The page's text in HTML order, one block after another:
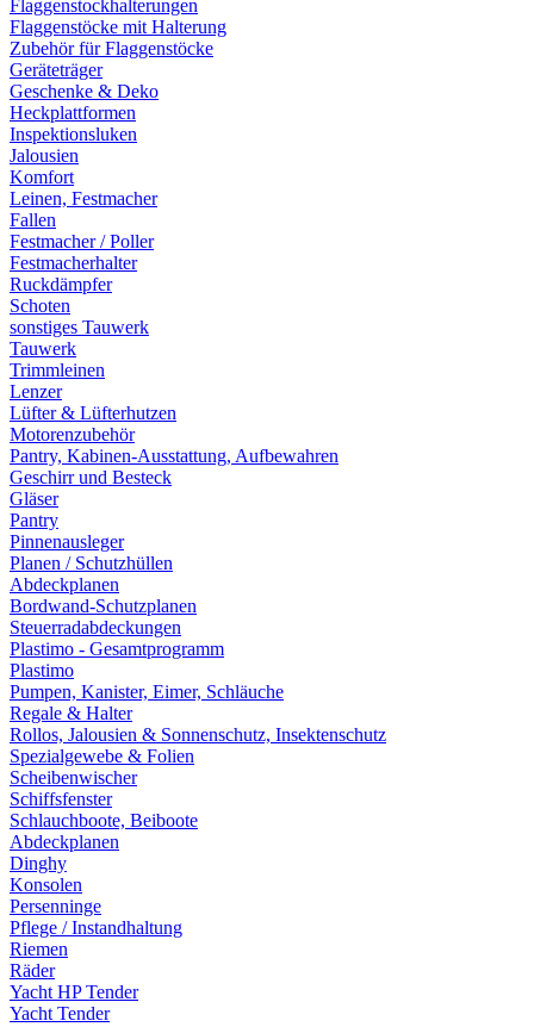
Flaggenstockhalterungen
Flaggenstöcke mit Halterung
Zubehör für Flaggenstöcke
Geräteträger
Geschenke & Deko
Heckplattformen
Inspektionsluken
Jalousien
Komfort
Leinen, Festmacher
Fallen
Festmacher / Poller
Festmacherhalter
Ruckdämpfer
Schoten
sonstiges Tauwerk
Tauwerk
Trimmleinen
Lenzer
Lüfter & Lüfterhutzen
Motorenzubehör
Pantry, Kabinen-Ausstattung, Aufbewahren
Geschirr und Besteck
Gläser
Pantry
Pinnenausleger
Planen / Schutzhüllen
Abdeckplanen
Bordwand-Schutzplanen
Steuerradabdeckungen
Plastimo - Gesamtprogramm
Plastimo
Pumpen, Kanister, Eimer, Schläuche
Regale & Halter
Rollos, Jalousien & Sonnenschutz, Insektenschutz
Spezialgewebe & Folien
Scheibenwischer
Schiffsfenster
Schlauchboote, Beiboote
Abdeckplanen
Dinghy
Konsolen
Persenninge
Pflege / Instandhaltung
Riemen
Räder
Yacht HP Tender
Yacht Tender